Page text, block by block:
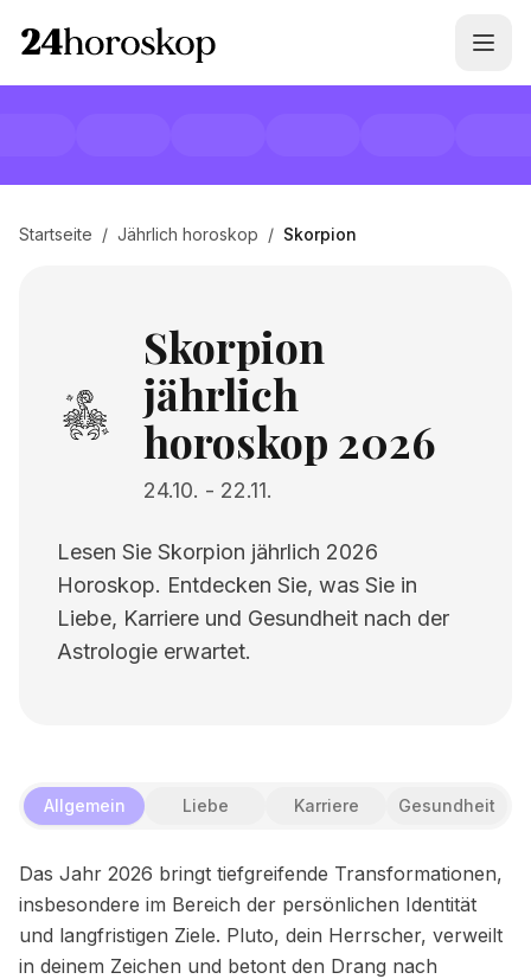
Startseite / Jährlich horoskop / Skorpion
Skorpion
jährlich
horoskop 2026
24.10. - 22.11.
Lesen Sie Skorpion jährlich 2026
Horoskop. Entdecken Sie, was Sie in
Liebe, Karriere und Gesundheit nach der
Astrologie erwartet.
Allgemein Liebe Karriere Gesundheit
Das Jahr 2026 bringt tiefgreifende Transformationen,
insbesondere im Bereich der persönlichen Identität
und langfristigen Ziele. Pluto, dein Herrscher, verweilt
in deinem Zeichen und betont den Drang nach